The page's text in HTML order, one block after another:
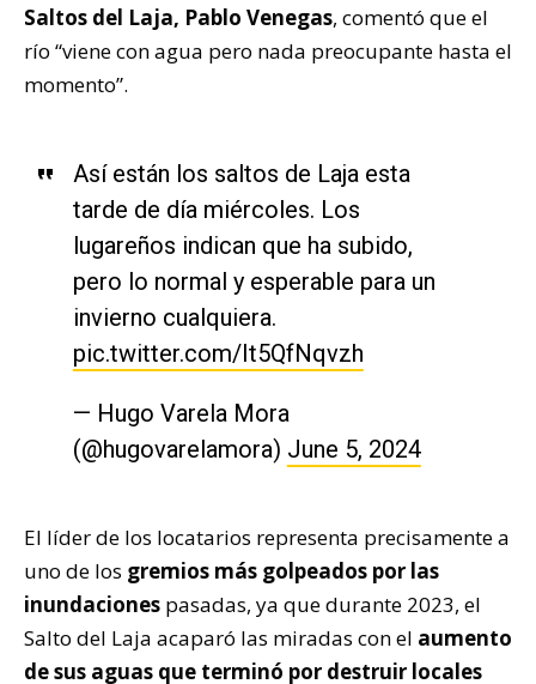
Saltos del Laja, Pablo Venegas, comentó que el
río “viene con agua pero nada preocupante hasta el
momento”.
Así están los saltos de Laja esta
tarde de día miércoles. Los
lugareños indican que ha subido,
pero lo normal y esperable para un
invierno cualquiera.
pic.twitter.com/It5QfNqvzh
— Hugo Varela Mora
(@hugovarelamora) June 5, 2024
El líder de los locatarios representa precisamente a
uno de los gremios más golpeados por las
inundaciones pasadas, ya que durante 2023, el
Salto del Laja acaparó las miradas con el aumento
de sus aguas que terminó por destruir locales